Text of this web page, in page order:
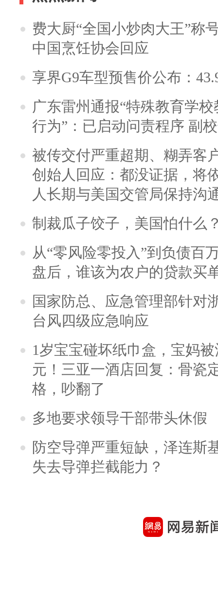
费大厨“全国小炒肉大王”称
中国烹饪协会回应
享界G9车型预售价公布：
广东雷州通报“特殊教育学
行为”：已启动问责程序 副
被传交付严重超期、糊弄客
创始人回应：都没证据，将
人长期与美国交管局保持沟
制裁瓜子饺子，美国怕什么
从“零风险零投入”到负债百
盘后，谁该为农户的贷款买
国家防总、应急管理部针对
台风四级应急响应
1岁宝宝碰坏纸巾盒，宝妈
元！三亚一酒店回复：骨瓷
格，吵翻了
多地要求领导干部带头休假
防空导弹严重短缺，泽连斯
失去导弹拦截能力？